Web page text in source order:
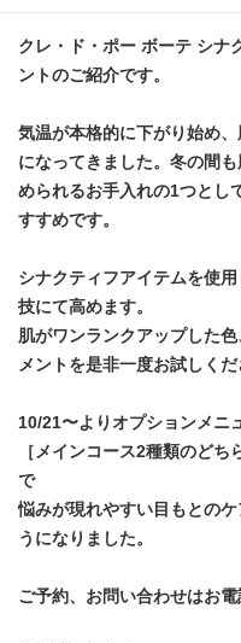
クレ・ド・ポー ボーテ シナ
ントのご紹介です。
気温が本格的に下がり始め
になってきました。冬の間
められるお手入れの1つとし
すすめです。
シナクティフアイテムを使
技にて高めます。
肌がワンランクアップした
メントを是非一度お試しくだ
10/21〜よりオプションメニ
［メインコース2種類のどち
で
悩みが現れやすい目もとの
うになりました。
ご予約、お問い合わせはお電